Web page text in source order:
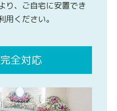
り、ご自宅に安置でき
用ください。
全対応